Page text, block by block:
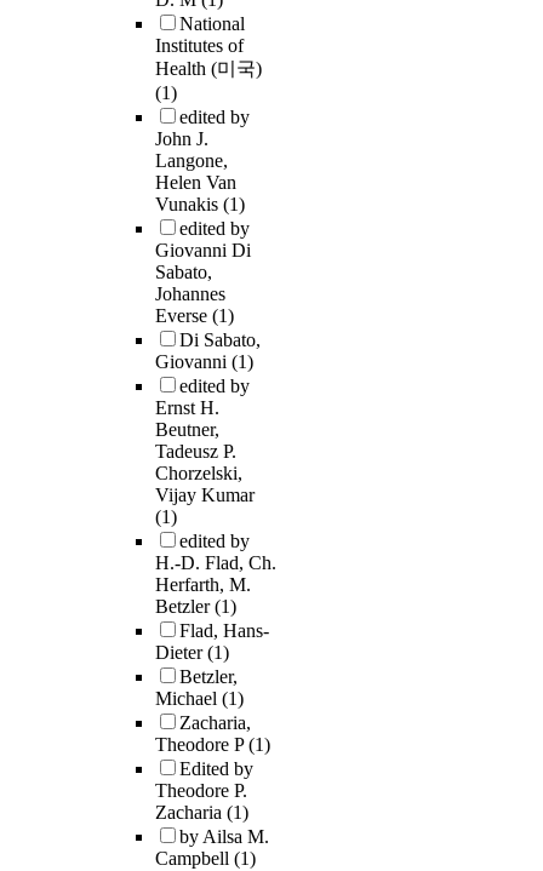
National
Institutes of
Health (미국)
(1)
edited by
John J.
Langone,
Helen Van
Vunakis (1)
edited by
Giovanni Di
Sabato,
Johannes
Everse (1)
Di Sabato,
Giovanni (1)
edited by
Ernst H.
Beutner,
Tadeusz P.
Chorzelski,
Vijay Kumar
(1)
edited by
H.-D. Flad, Ch.
Herfarth, M.
Betzler(1)
Flad, Hans-
Dieter(1)
Betzler,
Michael (1)
Zacharia,
Theodore P(1)
Edited by
Theodore P.
Zacharia (1)
by Ailsa M.
Campbell (1)